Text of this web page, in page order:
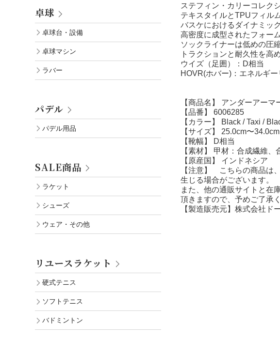
ステフィン・カリーコレク
テキスタイルとTPUフィル
バスケにおけるダイナミッ
高密度に成型されたフォー
ソックライナーは低めの圧
トラクションと耐久性を高
ウイズ（足囲）：D相当
HOVR(ホバー)：エネルギ
【商品名】 アンダーアー
【品番】 6006285
【カラー】 Black / Taxi /
【サイズ】 25.0cm〜34.0cm
【靴幅】 D相当
【素材】 甲材：合成繊維
【原産国】 インドネシア
【注意】 こちらの商品は
生じる場合がございます。
また、他の通販サイトと在
頂きますので、予めご了承
【製造販売元】株式会社ド
卓球
卓球台・設備
卓球マシン
ラバー
パデル
パデル用品
SALE商品
ラケット
シューズ
ウェア・その他
リユースラケット
硬式テニス
ソフトテニス
バドミントン